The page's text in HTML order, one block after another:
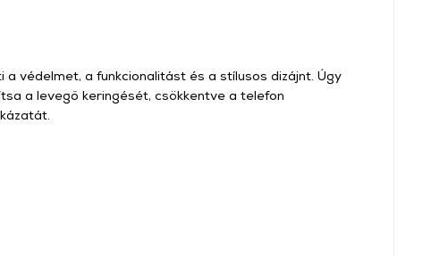
a védelmet, a funkcionalitást és a stílusos dizájnt. Úgy
a levegő keringését, csökkentve a telefon